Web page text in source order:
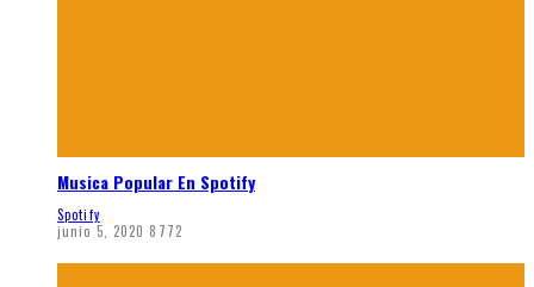
Musica Popular En Spotify
Spotify
junio 5, 2020 8772